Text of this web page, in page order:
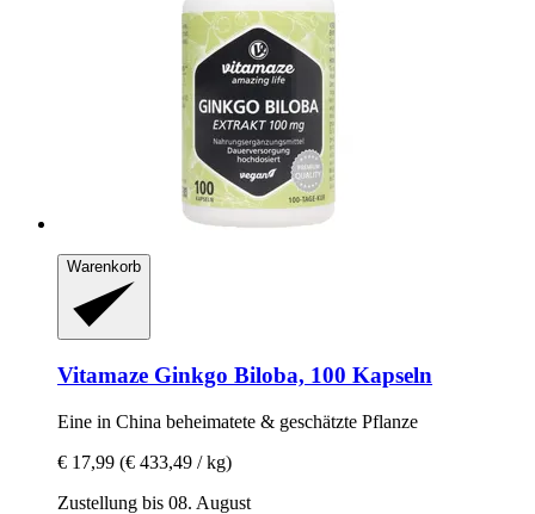
Warenkorb
Vitamaze Ginkgo Biloba, 100 Kapseln
Eine in China beheimatete & geschätzte Pflanze
€ 17,99 (€ 433,49 / kg)
Zustellung bis 08. August